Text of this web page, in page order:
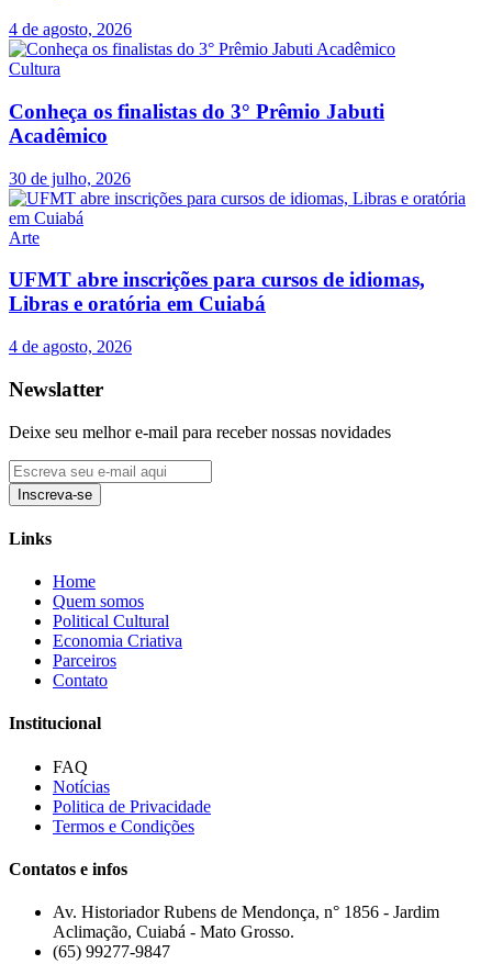
4 de agosto, 2026
Cultura
Conheça os finalistas do 3° Prêmio Jabuti
Acadêmico
30 de julho, 2026
Arte
UFMT abre inscrições para cursos de idiomas,
Libras e oratória em Cuiabá
4 de agosto, 2026
Newslatter
Deixe seu melhor e-mail para receber nossas novidades
Inscreva-se
Links
Home
Quem somos
Political Cultural
Economia Criativa
Parceiros
Contato
Institucional
FAQ
Notícias
Politica de Privacidade
Termos e Condições
Contatos e infos
Av. Historiador Rubens de Mendonça, n° 1856 - Jardim
Aclimação, Cuiabá - Mato Grosso.
(65) 99277-9847